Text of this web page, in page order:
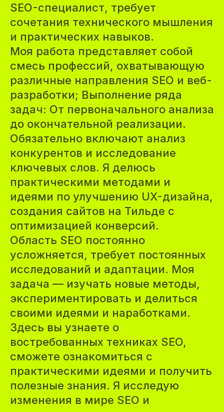
SEO-специалист, требует
сочетания технического мышления
и практических навыков.
Моя работа представляет собой
смесь профессий, охватывающую
различные направления SEO и веб-
разработки; Выполнение ряда
задач: От первоначального анализа
до окончательной реализации.
Обязательно включают анализ
конкурентов и исследование
ключевых слов. Я делюсь
практическими методами и
идеями по улучшению UX-дизайна,
создания сайтов на Тильде с
оптимизацией конверсий.
Область SEO постоянно
усложняется, требует постоянных
исследований и адаптации. Моя
задача — изучать новые методы,
экспериментировать и делиться
своими идеями и наработками.
Здесь вы узнаете о
востребованных техниках SEO,
сможете ознакомиться с
практическими идеями и получить
полезные знания. Я исследую
изменения в мире SEO и